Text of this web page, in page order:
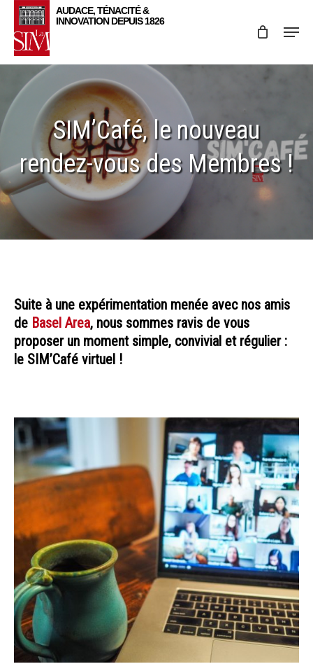
Skip
main
content
Menu
SIM’Café, le nouveau
rendez-vous des Membres !
Suite à une expérimentation menée avec nos amis
de Basel Area, nous sommes ravis de vous
proposer un moment simple, convivial et régulier :
le SIM’Café virtuel !